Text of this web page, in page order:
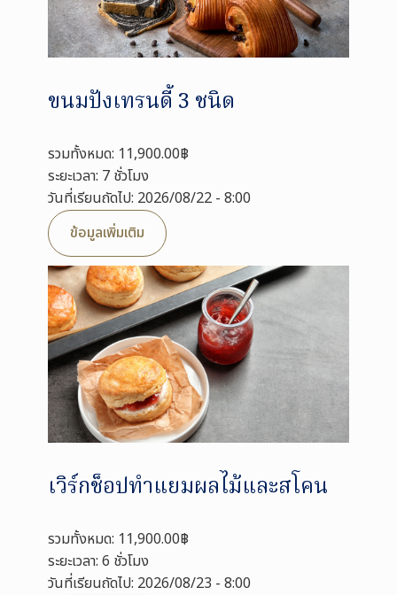
ขนมปังเทรนดี้ 3 ชนิด
รวมทั้งหมด: 11,900.00฿
ระยะเวลา: 7 ชั่วโมง
วันที่เรียนถัดไป: 2026/08/22 - 8:00
ข้อมูลเพิ่มเติม
เวิร์กช็อปทำแยมผลไม้และสโคน
รวมทั้งหมด: 11,900.00฿
ระยะเวลา: 6 ชั่วโมง
วันที่เรียนถัดไป: 2026/08/23 - 8:00